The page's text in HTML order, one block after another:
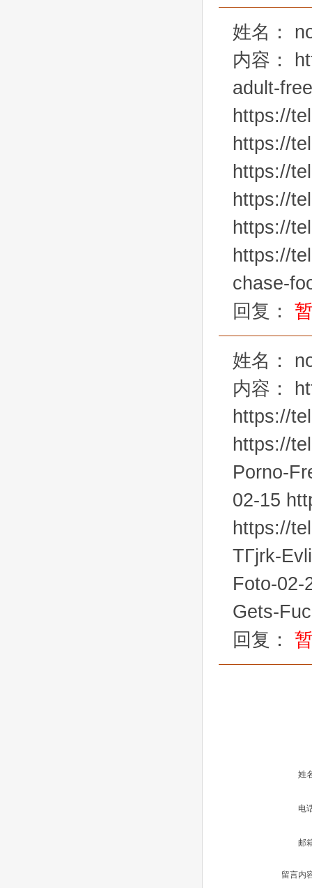
姓名：
内容：
adult-
https://
https://
https://
https://
https://
https://
chase-
回复：
姓名：
内容：
https://
https://
Porno-
02-15
https://
TГјrk-
Foto-02-
Gets-
回复：
姓
电
邮
留言内